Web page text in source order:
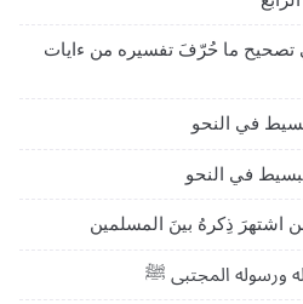
تصحيح ما حُرّفَ تفسيره من ءايات
في النحو
في النحو
اشتهرَ ذِكرهُ بينَ المسلمين
ورسوله المجتبى ﷺ